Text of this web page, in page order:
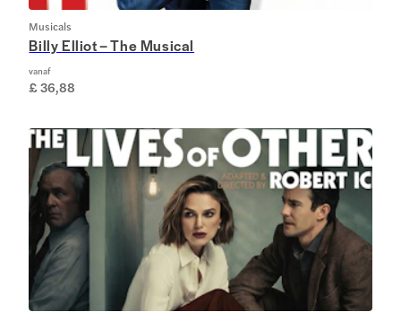
Musicals
Billy Elliot – The Musical
vanaf
£ 36,88